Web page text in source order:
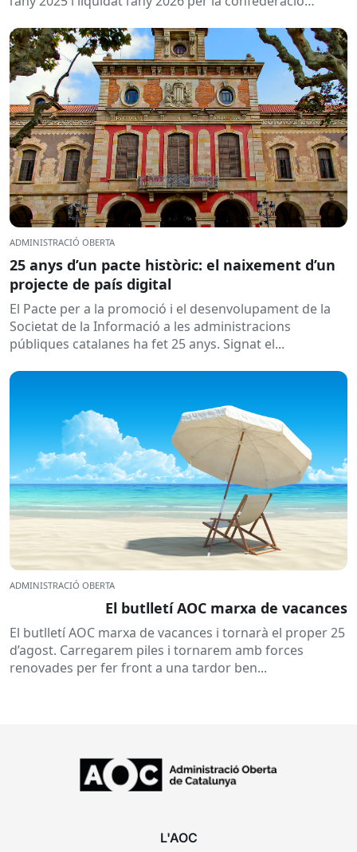
ADMINISTRACIÓ OBERTA
25 anys d’un pacte històric: el naixement d’un
projecte de país digital
El Pacte per a la promoció i el desenvolupament de la
Societat de la Informació a les administracions
públiques catalanes ha fet 25 anys. Signat el...
ADMINISTRACIÓ OBERTA
El butlletí AOC marxa de vacances
El butlletí AOC marxa de vacances i tornarà el proper 25
d’agost. Carregarem piles i tornarem amb forces
renovades per fer front a una tardor ben...
L'AOC